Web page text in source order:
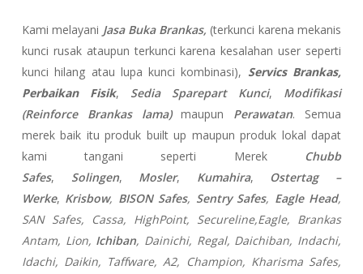
Kami melayani Jasa Buka Brankas, (terkunci karena mekanis
kunci rusak ataupun terkunci karena kesalahan user seperti
kunci hilang atau lupa kunci kombinasi), Servics Brankas,
Perbaikan Fisik, Sedia Sparepart Kunci, Modifikasi
(Reinforce Brankas lama)maupun Perawatan. Semua
merek baik itu produk built up maupun produk lokal dapat
kami tangani seperti Merek
Chubb
Safes, Solingen, Mosler, Kumahira, Ostertag –
Werke, Krisbow, BISON Safes, Sentry Safes, Eagle Head,
SAN Safes, Cassa, HighPoint, Secureline,Eagle, Brankas
Antam, Lion, Ichiban, Dainichi, Regal, Daichiban, Indachi,
Idachi, Daikin, Taffware, A2, Champion, Kharisma Safes,